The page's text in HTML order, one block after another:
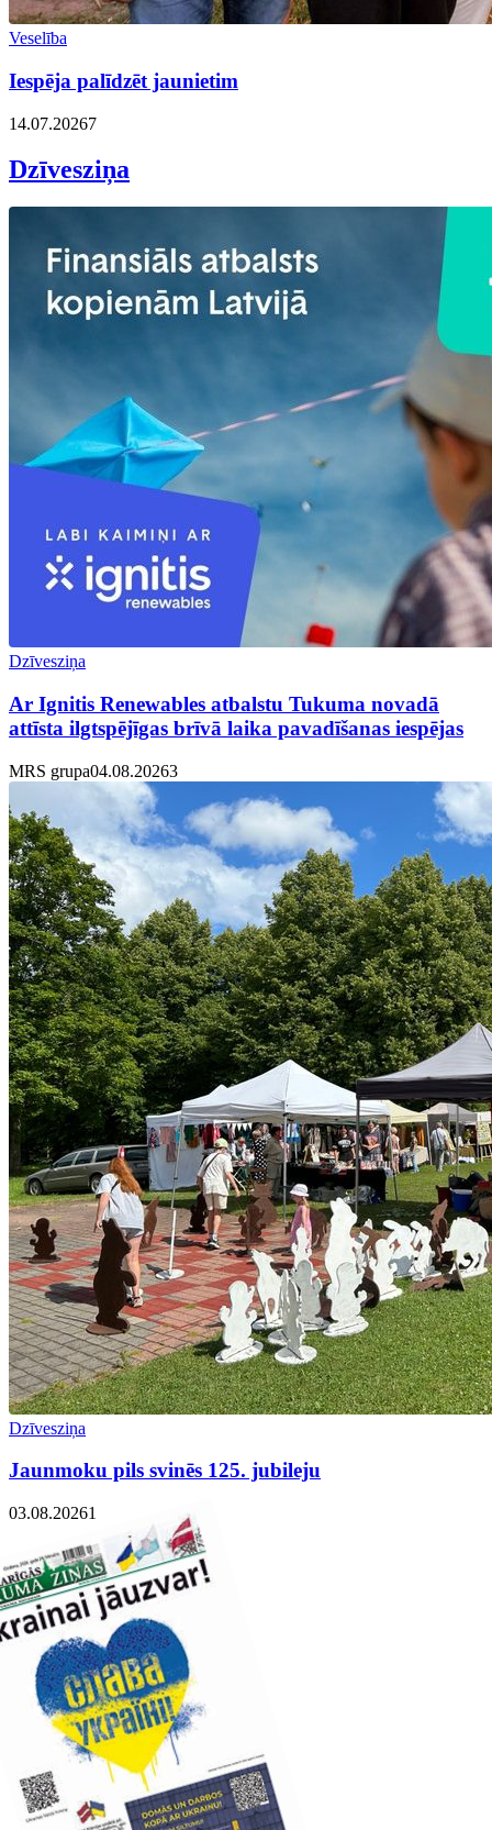
Veselība
Iespēja palīdzēt jaunietim
14.07.20267
Dzīvesziņa
Dzīvesziņa
Ar Ignitis Renewables atbalstu Tukuma novadā
attīsta ilgtspējīgas brīvā laika pavadīšanas iespējas
MRS grupa04.08.20263
Dzīvesziņa
Jaunmoku pils svinēs 125. jubileju
03.08.20261